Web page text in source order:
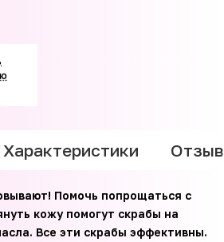
Характеристики
Помочь попрощаться с
кожу помогут скрабы на
Все эти скрабы эффективны.